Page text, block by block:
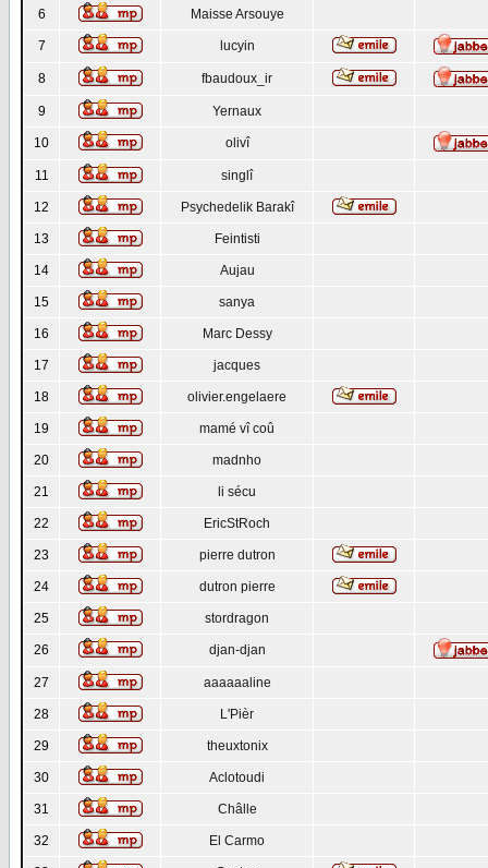
6 Maisse Arsouye
7 lucyin
8 fbaudoux_ir
9 Yernaux
10 olivî
11 singlî
12 Psychedelik Barakî
13 Feintisti
14 Aujau
15 sanya
16 Marc Dessy
17 jacques
18 olivier.engelaere
19 mamé vî coû
20 madnho
21 li sécu
22 EricStRoch
23 pierre dutron
24 dutron pierre
25 stordragon
26 djan-djan
27 aaaaaaline
28 L'Pièr
29 theuxtonix
30 Aclotoudi
31 Châlle
32 El Carmo